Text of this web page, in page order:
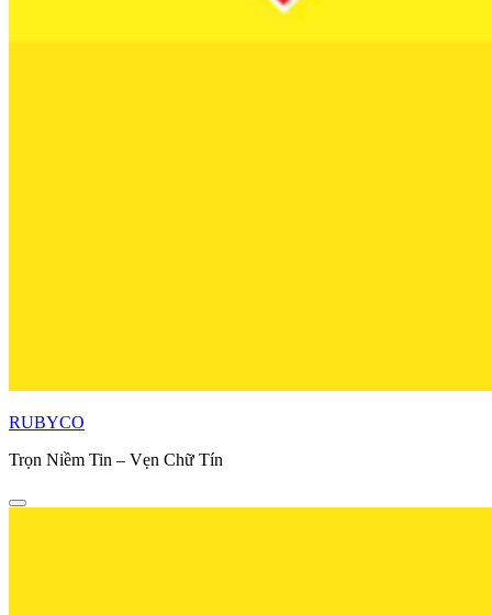
RUBYCO
Trọn Niềm Tin – Vẹn Chữ Tín